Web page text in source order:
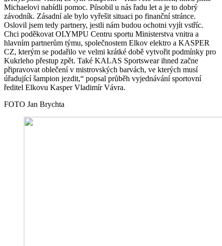
Michaelovi nabídli pomoc. Působil u nás řadu let a je to dobrý
závodník. Zásadní ale bylo vyřešit situaci po finanční stránce.
Oslovil jsem tedy partnery, jestli nám budou ochotni vyjít vstříc.
Chci poděkovat OLYMPU Centru sportu Ministerstva vnitra a
hlavním partnerům týmu, společnostem Elkov elektro a KASPER
CZ, kterým se podařilo ve velmi krátké době vytvořit podmínky pro
Kukrleho přestup zpět. Také KALAS Sportswear ihned začne
připravovat oblečení v mistrovských barvách, ve kterých musí
úřadující šampion jezdit,“ popsal průběh vyjednávání sportovní
ředitel Elkovu Kasper Vladimír Vávra.
FOTO Jan Brychta